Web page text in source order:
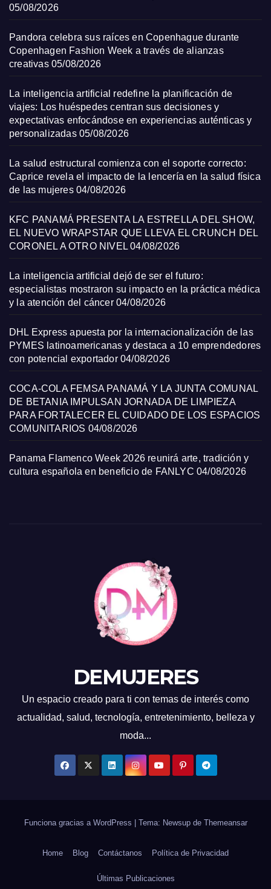
05/08/2026
Pandora celebra sus raíces en Copenhague durante
Copenhagen Fashion Week a través de alianzas
creativas 05/08/2026
La inteligencia artificial redefine la planificación de
viajes: Los huéspedes centran sus decisiones y
expectativas enfocándose en experiencias auténticas y
personalizadas 05/08/2026
La salud estructural comienza con el soporte correcto:
Caprice revela el impacto de la lencería en la salud física
de las mujeres 04/08/2026
KFC PANAMÁ PRESENTA LA ESTRELLA DEL SHOW,
EL NUEVO WRAPSTAR QUE LLEVA EL CRUNCH DEL
CORONEL A OTRO NIVEL 04/08/2026
La inteligencia artificial dejó de ser el futuro:
especialistas mostraron su impacto en la práctica médica
y la atención del cáncer 04/08/2026
DHL Express apuesta por la internacionalización de las
PYMES latinoamericanas y destaca a 10 emprendedores
con potencial exportador 04/08/2026
COCA-COLA FEMSA PANAMÁ Y LA JUNTA COMUNAL
DE BETANIA IMPULSAN JORNADA DE LIMPIEZA
PARA FORTALECER EL CUIDADO DE LOS ESPACIOS
COMUNITARIOS 04/08/2026
Panama Flamenco Week 2026 reunirá arte, tradición y
cultura española en beneficio de FANLYC 04/08/2026
DEMUJERES
Un espacio creado para ti con temas de interés como
actualidad, salud, tecnología, entretenimiento, belleza y
moda...
Funciona gracias a WordPress Tema: Newsup de Themeansar
Home Blog Contáctanos Política de Privacidad
Últimas Publicaciones